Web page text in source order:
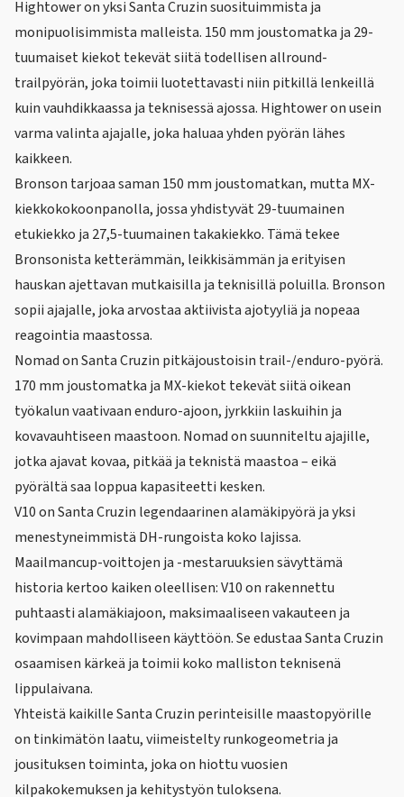
Hightower on yksi Santa Cruzin suosituimmista ja
monipuolisimmista malleista. 150 mm joustomatka ja 29-
tuumaiset kiekot tekevät siitä todellisen allround-
trailpyörän, joka toimii luotettavasti niin pitkillä lenkeillä
kuin vauhdikkaassa ja teknisessä ajossa. Hightower on usein
varma valinta ajajalle, joka haluaa yhden pyörän lähes
kaikkeen.
Bronson tarjoaa saman 150 mm joustomatkan, mutta MX-
kiekkokokoonpanolla, jossa yhdistyvät 29-tuumainen
etukiekko ja 27,5-tuumainen takakiekko. Tämä tekee
Bronsonista ketterämmän, leikkisämmän ja erityisen
hauskan ajettavan mutkaisilla ja teknisillä poluilla. Bronson
sopii ajajalle, joka arvostaa aktiivista ajotyyliä ja nopeaa
reagointia maastossa.
Nomad on Santa Cruzin pitkäjoustoisin trail-/enduro-pyörä.
170 mm joustomatka ja MX-kiekot tekevät siitä oikean
työkalun vaativaan enduro-ajoon, jyrkkiin laskuihin ja
kovavauhtiseen maastoon. Nomad on suunniteltu ajajille,
jotka ajavat kovaa, pitkää ja teknistä maastoa – eikä
pyörältä saa loppua kapasiteetti kesken.
V10 on Santa Cruzin legendaarinen alamäkipyörä ja yksi
menestyneimmistä DH-rungoista koko lajissa.
Maailmancup-voittojen ja -mestaruuksien sävyttämä
historia kertoo kaiken oleellisen: V10 on rakennettu
puhtaasti alamäkiajoon, maksimaaliseen vakauteen ja
kovimpaan mahdolliseen käyttöön. Se edustaa Santa Cruzin
osaamisen kärkeä ja toimii koko malliston teknisenä
lippulaivana.
Yhteistä kaikille Santa Cruzin perinteisille maastopyörille
on tinkimätön laatu, viimeistelty runkogeometria ja
jousituksen toiminta, joka on hiottu vuosien
kilpakokemuksen ja kehitystyön tuloksena.